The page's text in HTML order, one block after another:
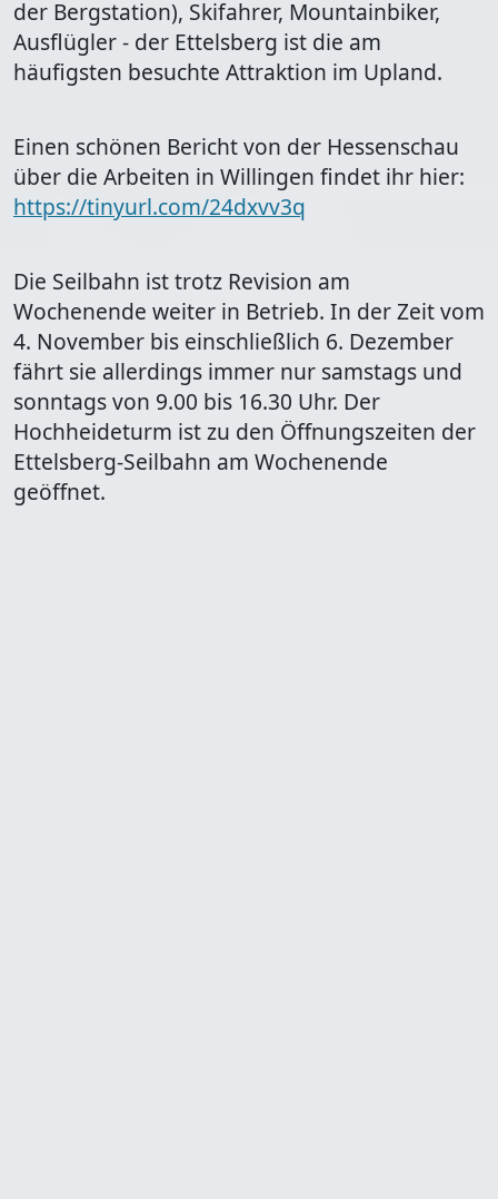
der Bergstation), Skifahrer, Mountainbiker,
Ausflügler - der Ettelsberg ist die am
häufigsten besuchte Attraktion im Upland.
Einen schönen Bericht von der Hessenschau
über die Arbeiten in Willingen findet ihr hier:
https://tinyurl.com/24dxvv3q
Die Seilbahn ist trotz Revision am
Wochenende weiter in Betrieb. In der Zeit vom
4. November bis einschließlich 6. Dezember
fährt sie allerdings immer nur samstags und
sonntags von 9.00 bis 16.30 Uhr. Der
Hochheideturm ist zu den Öffnungszeiten der
Ettelsberg-Seilbahn am Wochenende
geöffnet.